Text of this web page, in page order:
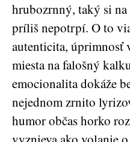
hrubozrnný, taký si
príliš nepotrpí. O to
autenticita, úprimnosť
miesta na falošný
emocionalita dokáže
nejednom zrnito
humor občas horko